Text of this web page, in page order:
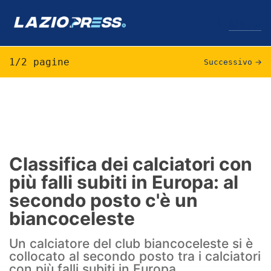
Formello
Infortuni
Primavera
Calciomercato
Lazio Women
1/2 pagine Successivo →
Classifica dei calciatori con
più falli subiti in Europa: al
secondo posto c'è un
biancoceleste
Un calciatore del club biancoceleste si è
collocato al secondo posto tra i calciatori